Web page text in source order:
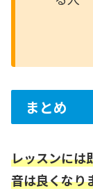
まとめ
レッスンには
音は良くなり